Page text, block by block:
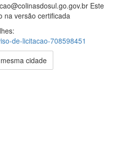
Este
na versão certificada
de-licitacao-708598451
cidade